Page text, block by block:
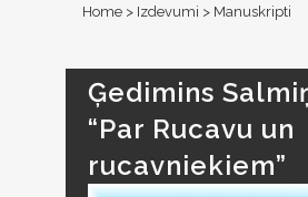
Home > Izdevumi > Manuskripti
Ģedimins
“Par Rucavu un
rucavniekiem”